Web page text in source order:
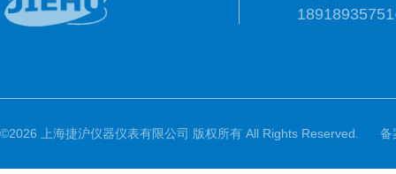
©2026 上海捷沪仪器仪表有限公司 版权所有 All Rights Reserved. 备